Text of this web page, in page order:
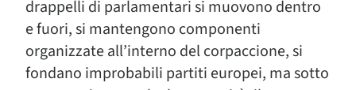
drappelli di parlamentari si muovono dentro
e fuori, si mantengono componenti
organizzate all’interno del corpaccione, si
fondano improbabili partiti europei, ma sotto